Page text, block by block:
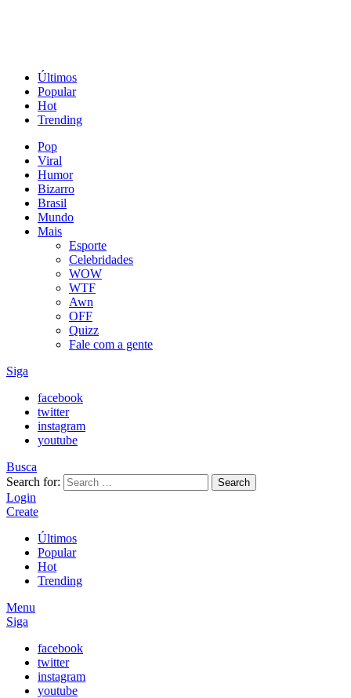
Últimos
Popular
Hot
Trending
Pop
Viral
Humor
Bizarro
Brasil
Mundo
Mais
Esporte
Celebridades
WOW
WTF
Awn
OFF
Quizz
Fale com a gente
Siga
facebook
twitter
instagram
youtube
Busca
Search for:
Search
Login
Create
Últimos
Popular
Hot
Trending
Menu
Siga
facebook
twitter
instagram
youtube